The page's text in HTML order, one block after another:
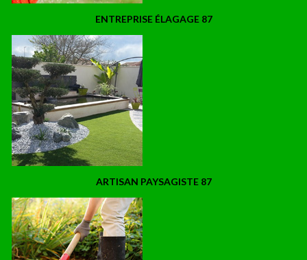
ENTREPRISE ÉLAGAGE 87
ARTISAN PAYSAGISTE 87